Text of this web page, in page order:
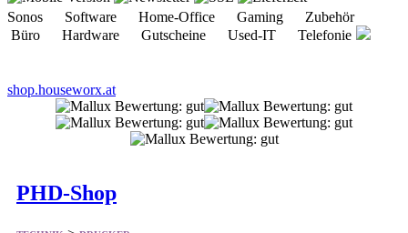
Sonos Software Home-Office Gaming Zubehör
Büro Hardware Gutscheine Used-IT Telefonie
shop.houseworx.at
PHD-Shop